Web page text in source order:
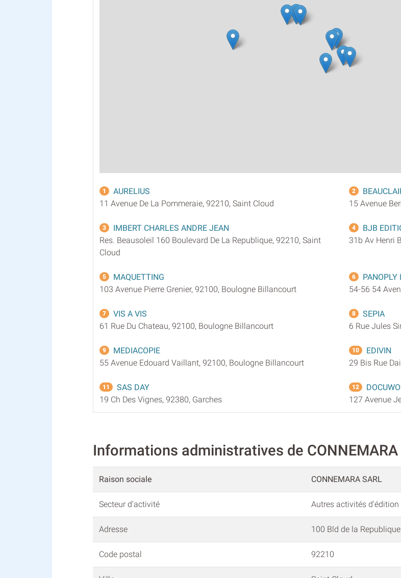
1
AURELIUS
11 Avenue De La Pommeraie, 92210, Saint Cloud
2
15 Avenue
3
IMBERT CHARLES ANDRE JEAN
Res. Beausoleil 160 Boulevard De La Republique, 92210, Saint
Cloud
4
BJB
31b Av Henri
5
MAQUETTING
103 Avenue Pierre Grenier, 92100, Boulogne Billancourt
6
PANOPLY
54-56 54
7
VIS A VIS
61 Rue Du Chateau, 92100, Boulogne Billancourt
8
SEPIA
6 Rue Jules
9
MEDIACOPIE
55 Avenue Edouard Vaillant, 92100, Boulogne Billancourt
10
EDIVIN
29 Bis Rue
11
SAS DAY
19 Ch Des Vignes, 92380, Garches
12
127 Avenue
Informations administratives de CONNEMARA
Raison sociale CONNEMARA SARL
Secteur d'activité Autres activités d'édition
Adresse 100 Bld de la Republique
Code postal 92210